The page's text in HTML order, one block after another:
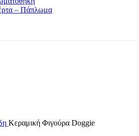
– Πάπλωμα
Κεραμική Φιγούρα Doggie